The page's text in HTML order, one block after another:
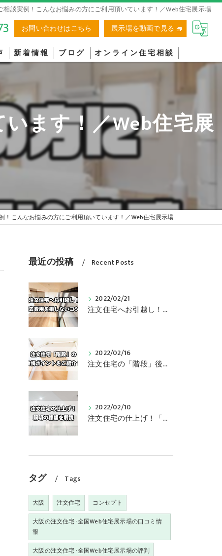
相談実例！こんなお悩みの方にご利用頂いています！／Web住宅展示場
お問い合わせはこちら 展示場を動画で見る
新着情報 ブログ オンライン住宅相談
ます！／Web住宅展
！こんなお悩みの方にご利用頂いています！／Web住宅展示場
最近の投稿 Recent Posts
2022/02/21
注文住宅へお引越し！「退去費用」を損しないコツ！／Web住宅展示場
2022/02/16
注文住宅の「階段」後悔ポイントをご紹介！／Web住宅展示場
2022/02/10
注文住宅の仕上げ！「照明」の種類を解説！／Web住宅展示場
タグ Tags
大阪 注文住宅
コンセプト
大阪の注文住宅･全国Web住宅展示場の口コミ情
報
大阪の注文住宅･全国Web住宅展示場の評判